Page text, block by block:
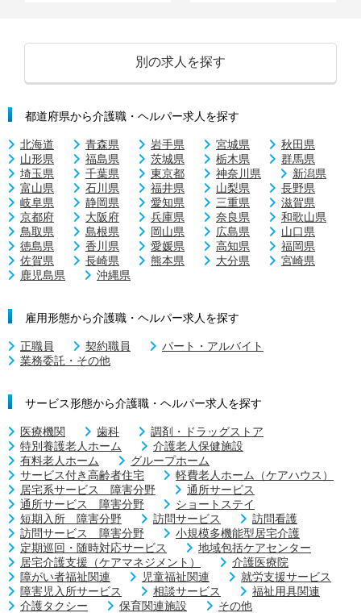
別の求人を探す
都道府県から介護職・ヘルパー求人を探す
北海道 青森県 岩手県 宮城県
秋田県
山形県
福島県 茨城県 栃木県
群馬県
埼玉県
千葉県 東京都 神奈川県
新潟県
富山県
石川県 福井県 山梨県
長野県
岐阜県
静岡県 愛知県 三重県
滋賀県
京都府
大阪府 兵庫県 奈良県
和歌山県
鳥取県
島根県 岡山県 広島県
山口県
徳島県
香川県 愛媛県 高知県
福岡県
佐賀県
長崎県 熊本県 大分県
宮崎県
鹿児島県
沖縄県
雇用形態から介護職・ヘルパー求人を探す
正職員 契約職員
パート・アルバイト
業務委託・その他
サービス形態から介護職・ヘルパー求人を探す
医療機関 歯科
調剤・ドラッグストア
特別養護老人ホーム
介護老人保健施設
有料老人ホーム
グループホーム
サービス付き高齢者住宅
軽費老人ホーム（ケアハウス）
居宅系サービス 障害分野
通所サービス
通所サービス 障害分野
ショートステイ
短期入所 障害分野
訪問サービス
訪問看護
訪問サービス 障害分野
小規模多機能型居宅介護
定期巡回・随時対応サービス
地域包括ケアセンター
居宅介護支援（ケアマネジメント）
介護医療院
障がい者福祉関連
児童福祉関連
就労支援サービス
障害児入所サービス
相談サービス
福祉用具関連
介護タクシー
保育関連施設 その他